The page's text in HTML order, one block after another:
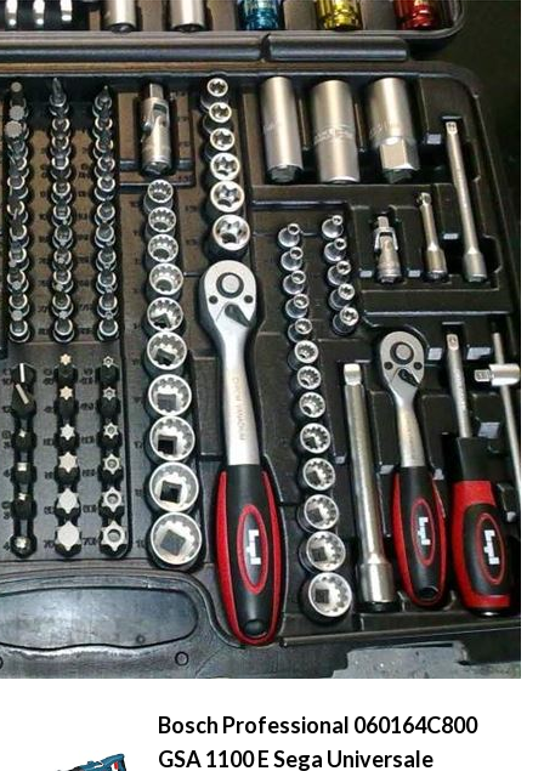
Bosch Professional 060164C800
GSA 1100 E Sega Universale